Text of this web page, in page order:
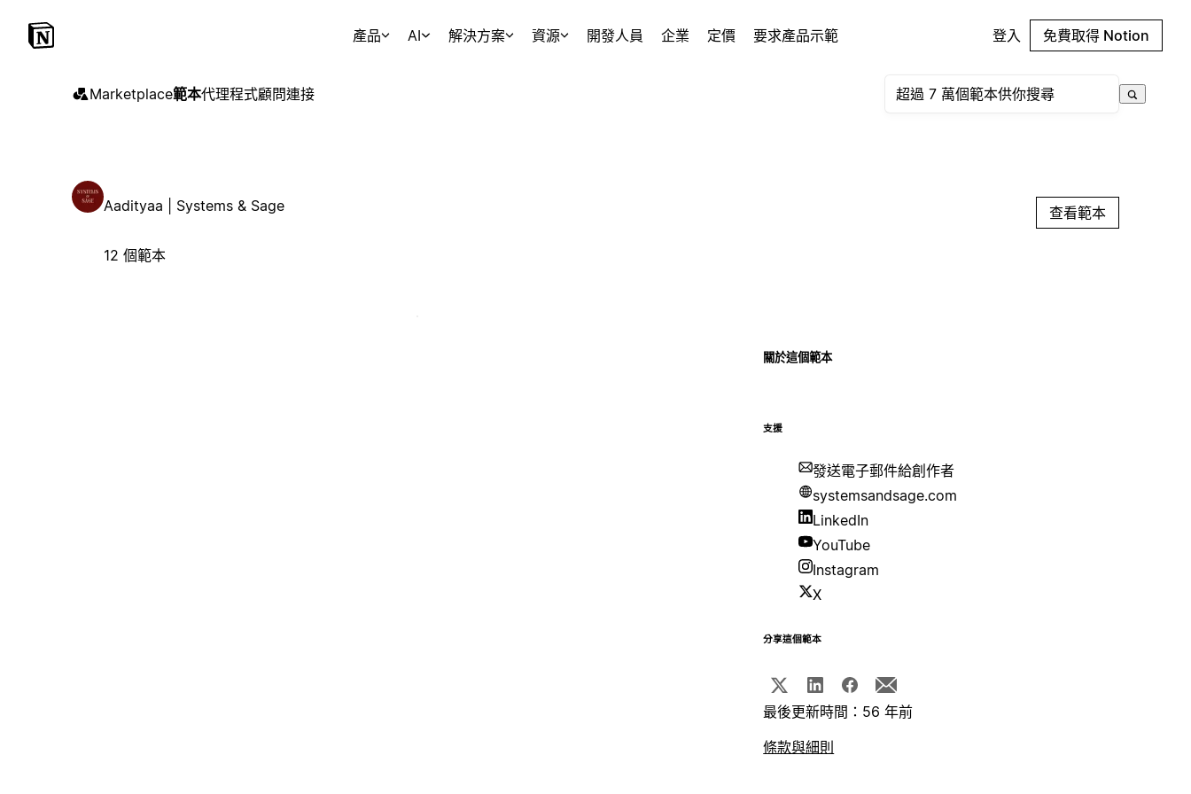
產品 AI 解決方案 資源 開發人員 企業 定價 要求產品示範 登入 免費取得 Notion
Marketplace範本代理程式顧問連接
Aadityaa | Systems & Sage
12 個範本
查看範本
關於這個範本
支援
發送電子郵件給創作者
systemsandsage.com
LinkedIn
YouTube
Instagram
X
分享這個範本
最後更新時間：56 年前
條款與細則